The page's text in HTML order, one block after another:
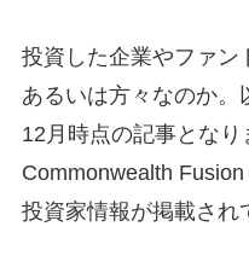
投資した企業やファン
あるいは方々なのか。
12月時点の記事とな
Commonwealth
投資家情報が掲載され